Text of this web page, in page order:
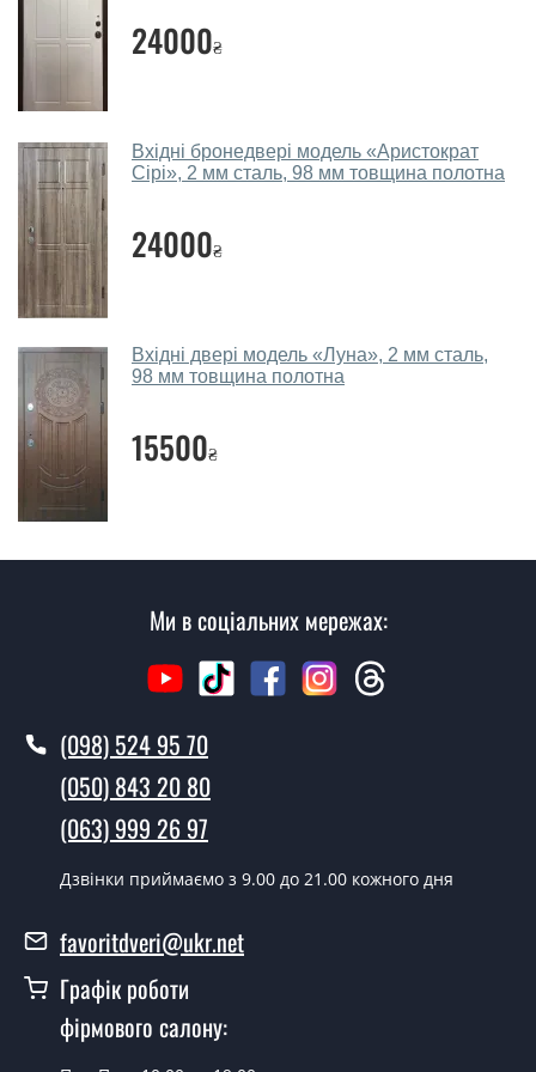
параметрів, бюджету та інших факторів. Підбір
вхідних дверей проводиться індивідуально для
Так, робимо. Наші фахівці можуть зробити замір та
консультацію на виїзді. Кожен співробітник має із
собою каталоги кольорів та візерунків. Після виміру та
консультації Ви можете оформити заявку, не
відвідуючи наш офіс.
Виклик замірника-консультанта коштує 450 грн.
Ви робите установку вхідних дверей?
Так робимо. Монтаж вхідних дверей проводиться
згідно з чергою, у всі дні крім неділі.
Вартість встановлення дверей Патина - від 1600 грн.
Як швидко можете встановити двері
Патина?
У той самий день протягом кількох годин, за умови
Чи можна на сьогодні викликати
замірника?
Так можна.
У вас є в наявності готові двері
вхідні?
Так, ми маємо великий асортимент готових вхідних
дверей.
24000₴
Вхідні бронедвері модель «Аристократ
Сірі», 2 мм сталь, 98 мм товщина полотна
24000₴
Вхідні двері модель «Луна», 2 мм сталь,
98 мм товщина полотна
15500₴
Ми в соціальних мережах:
(098) 524 95 70
(050) 843 20 80
(063) 999 26 97
Дзвінки приймаємо з 9.00 до 21.00 кожного дня
favoritdveri@ukr.net
Графік роботи
фірмового салону: